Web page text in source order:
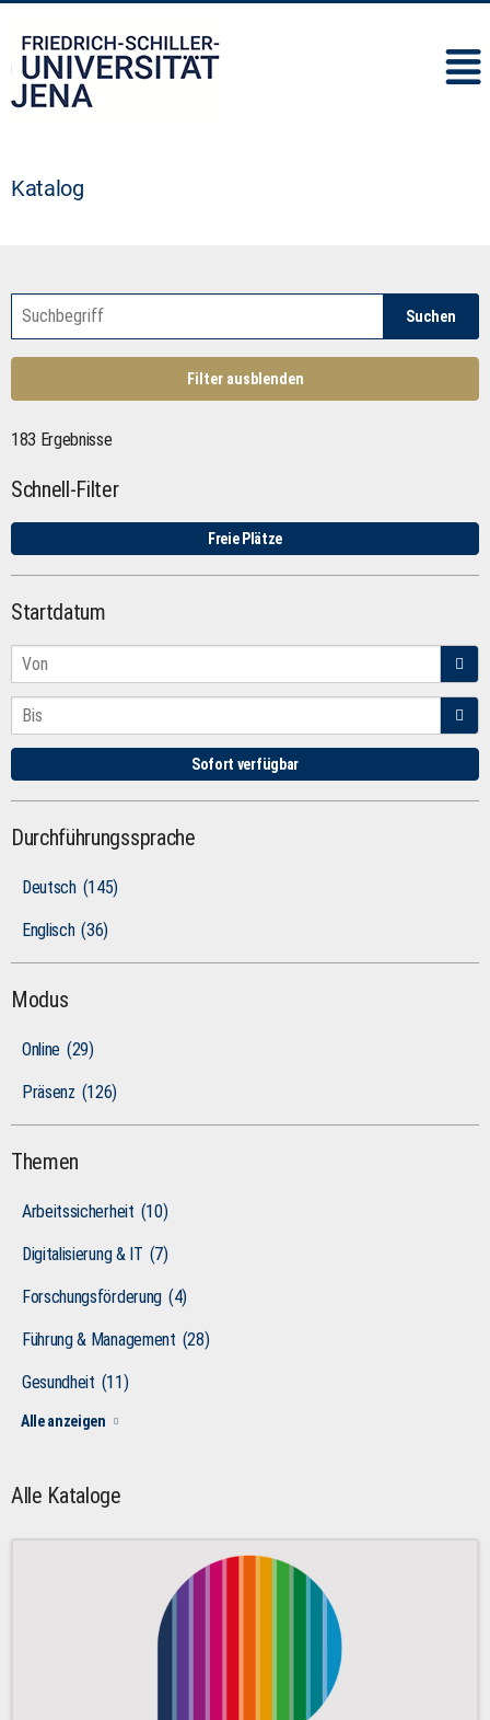
Katalog
Suchen
Filter ausblenden
183 Ergebnisse
Schnell-Filter
Freie Plätze
Startdatum
Sofort verfügbar
Durchführungssprache
Deutsch (145)
Englisch (36)
Modus
Online (29)
Präsenz (126)
Themen
Arbeitssicherheit (10)
Digitalisierung & IT (7)
Forschungsförderung (4)
Führung & Management (28)
Gesundheit (11)
Alle anzeigen
Alle Kataloge